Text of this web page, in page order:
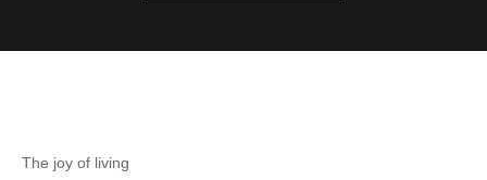
The joy of living